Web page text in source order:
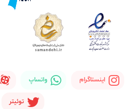
اینستاگرام واتساپ
توئیتر